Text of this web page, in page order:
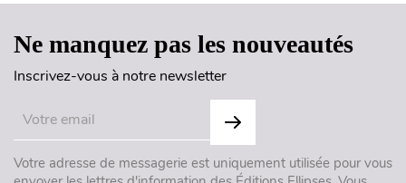
Ne manquez pas les nouveautés
Inscrivez-vous à notre newsletter
Votre adresse de messagerie est uniquement utilisée pour vous